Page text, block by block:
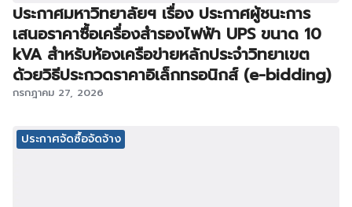
ประกาศมหาวิทยาลัยฯ เรื่อง ประกาศผู้ชนะการ
เสนอราคาซื้อเครื่องสำรองไฟฟ้า UPS ขนาด 10
kVA สำหรับห้องเครือข่ายหลักประจำวิทยาเขต
ด้วยวิธีประกวดราคาอิเล็กทรอนิกส์ (e-bidding)
กรกฎาคม 27, 2026
ประกาศจัดซื้อจัดจ้าง